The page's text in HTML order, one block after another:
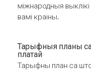
міжнародныя выклікі
вамі краіны.
Тарыфныя планы
платай
Тарыфны план са